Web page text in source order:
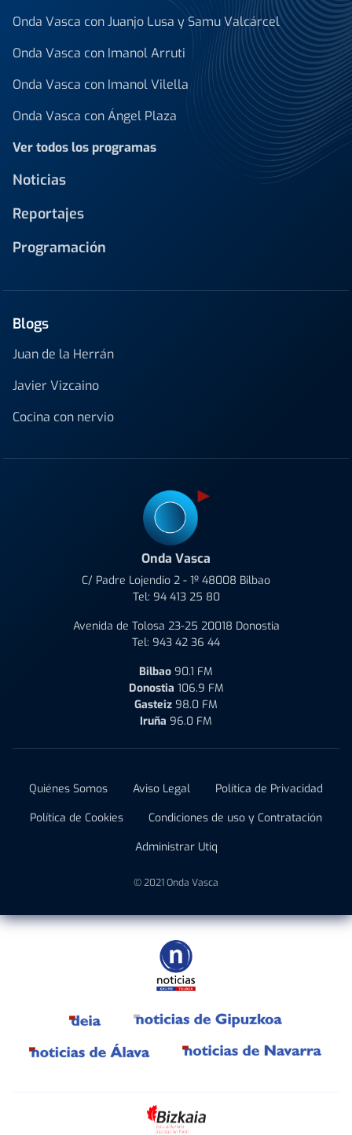
Onda Vasca con Juanjo Lusa y Samu Valcárcel
Onda Vasca con Imanol Arruti
Onda Vasca con Imanol Vilella
Onda Vasca con Ángel Plaza
Ver todos los programas
Noticias
Reportajes
Programación
Blogs
Juan de la Herrán
Javier Vizcaino
Cocina con nervio
Onda Vasca
C/ Padre Lojendio 2 - 1º 48008 Bilbao
Tel: 94 413 25 80
Avenida de Tolosa 23-25 20018 Donostia
Tel: 943 42 36 44
Bilbao 90.1 FM
Donostia 106.9 FM
Gasteiz 98.0 FM
Iruña 96.0 FM
Quiénes Somos Aviso Legal
Política de Privacidad
Política de Cookies
Condiciones de uso y Contratación
Administrar Utiq
© 2021 Onda Vasca